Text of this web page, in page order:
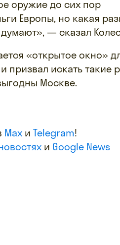
оружие до сих пор
Европы, но какая
— сказал
«открытое окно»
призвал искать такие
Москве.
Max и Telegram!
и Google News